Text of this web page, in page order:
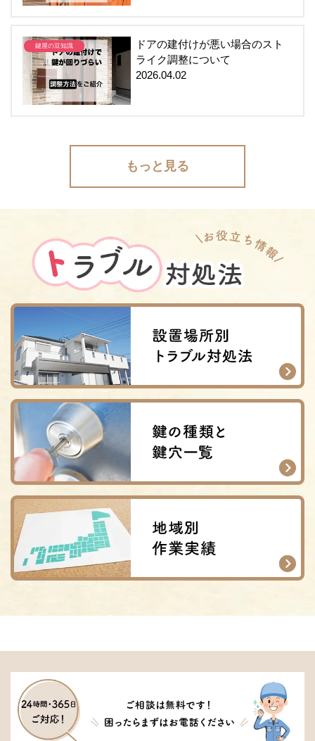
鍵屋の豆知識
ドアの建付けが悪い場合のスト
ライク調整について
2026.04.02
もっと見る